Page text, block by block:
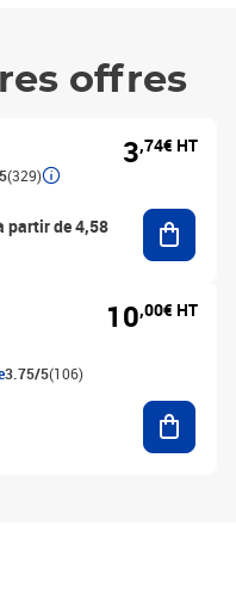
offres
(329)
partir de 4,58
3,74€ HT
3.75/5(106)
10,00€ HT